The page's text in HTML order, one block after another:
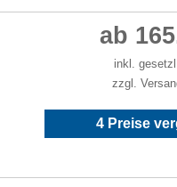
ab
inkl.
zzgl.
4 Preise